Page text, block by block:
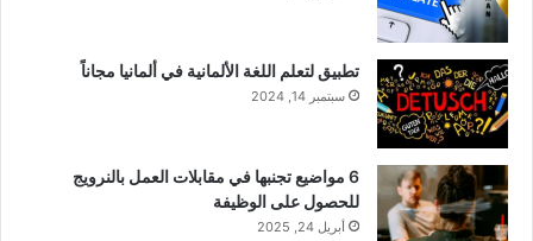
تطبيق لتعلم اللغة الألمانية في ألمانيا مجاناً
سبتمبر 14, 2024
6 مواضيع تجنبها في مقابلات العمل بالنرويج
للحصول على الوظيفة
أبريل 24, 2025